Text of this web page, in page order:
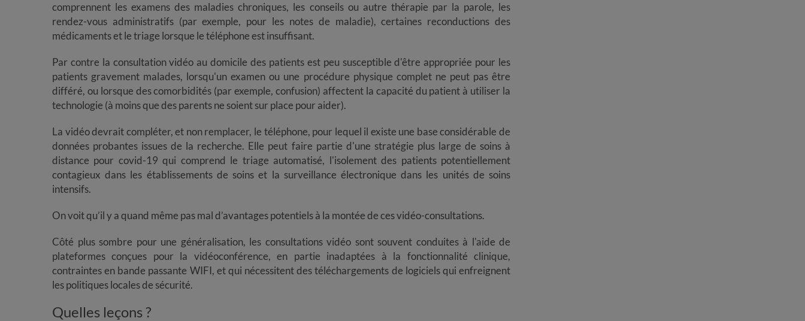
comprennent les examens des maladies chroniques, les conseils ou autre thérapie par la parole, les
rendez-vous administratifs (par exemple, pour les notes de maladie), certaines reconductions des
médicaments et le triage lorsque le téléphone est insuffisant.
​​​​​​​Par contre la consultation vidéo au domicile des patients est peu susceptible d'être appropriée pour les
patients gravement malades, lorsqu'un examen ou une procédure physique complet ne peut pas être
différé, ou lorsque des comorbidités (par exemple, confusion) affectent la capacité du patient à utiliser la
technologie (à moins que des parents ne soient sur place pour aider).
​​​​​​​La vidéo devrait compléter, et non remplacer, le téléphone, pour lequel il existe une base considérable de
données probantes issues de la recherche. Elle peut faire partie d'une stratégie plus large de soins à
distance pour covid-19 qui comprend le triage automatisé, l'isolement des patients potentiellement
contagieux dans les établissements de soins et la surveillance électronique dans les unités de soins
intensifs.
​​​​​​​On voit qu’il y a quand même pas mal d’avantages potentiels à la montée de ces vidéo-consultations.
Côté plus sombre pour une généralisation, les consultations vidéo sont souvent conduites à l'aide de
plateformes conçues pour la vidéoconférence, en partie inadaptées à la f​​​​​​​onctionnalité clinique,
contraintes en bande passante WIFI, et qui nécessitent des téléchargements de logiciels qui enfreignent
les politiques locales de sécurité.
Quelles leçons ?